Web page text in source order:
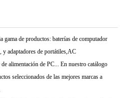
gama de productos: baterías de computador
y adaptadores de portátiles,AC
alimentación de PC... En nuestro catálogo
seleccionados de las mejores marcas a